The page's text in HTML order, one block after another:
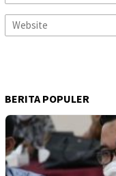
BERITA POPULER